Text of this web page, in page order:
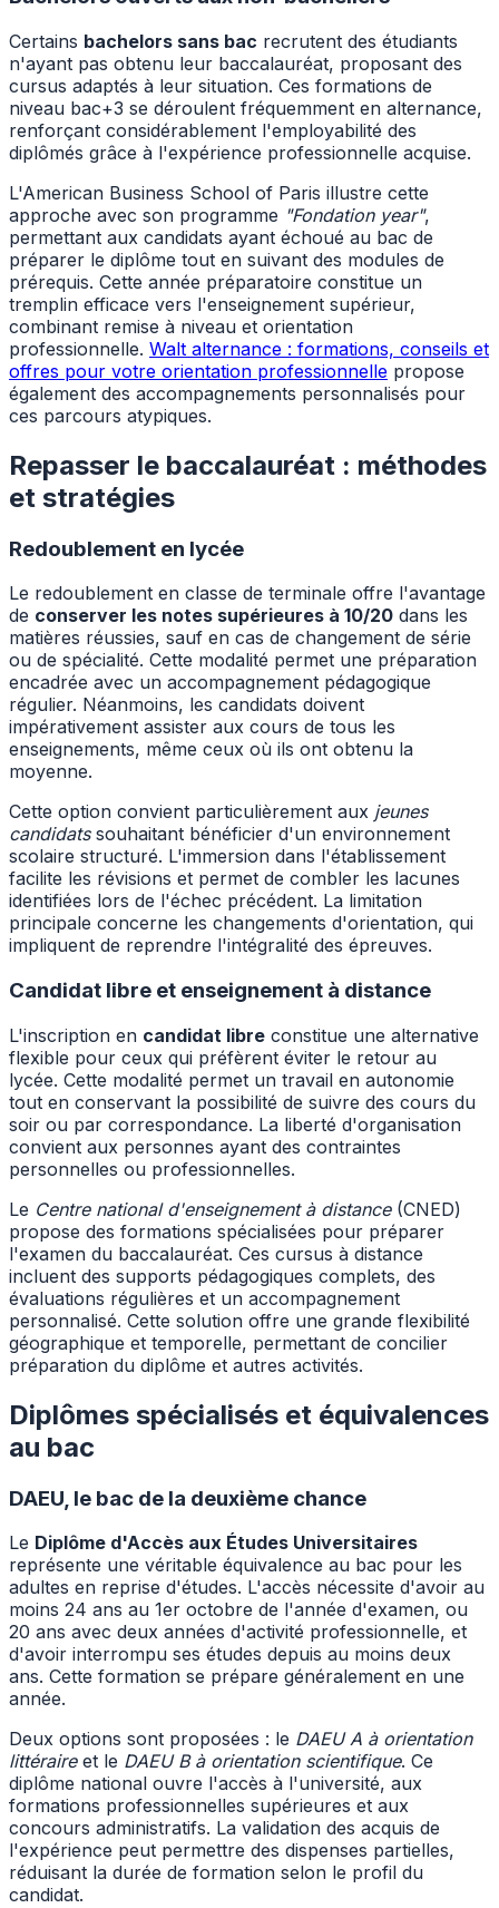
Certains bachelors sans bac recrutent des étudiants
n'ayant pas obtenu leur baccalauréat, proposant des
cursus adaptés à leur situation. Ces formations de
niveau bac+3 se déroulent fréquemment en alternance,
renforçant considérablement l'employabilité des
diplômés grâce à l'expérience professionnelle acquise.
L'American Business School of Paris illustre cette
approche avec son programme "Fondation year",
permettant aux candidats ayant échoué au bac de
préparer le diplôme tout en suivant des modules de
prérequis. Cette année préparatoire constitue un
tremplin efficace vers l'enseignement supérieur,
combinant remise à niveau et orientation
professionnelle. Walt alternance : formations, conseils et
offres pour votre orientation professionnelle propose
également des accompagnements personnalisés pour
ces parcours atypiques.
Repasser le baccalauréat : méthodes
et stratégies
Redoublement en lycée
Le redoublement en classe de terminale offre l'avantage
de conserver les notes supérieures à 10/20 dans les
matières réussies, sauf en cas de changement de série
ou de spécialité. Cette modalité permet une préparation
encadrée avec un accompagnement pédagogique
régulier. Néanmoins, les candidats doivent
impérativement assister aux cours de tous les
enseignements, même ceux où ils ont obtenu la
moyenne.
Cette option convient particulièrement aux jeunes
candidatssouhaitant bénéficier d'un environnement
scolaire structuré. L'immersion dans l'établissement
facilite les révisions et permet de combler les lacunes
identifiées lors de l'échec précédent. La limitation
principale concerne les changements d'orientation, qui
impliquent de reprendre l'intégralité des épreuves.
Candidat libre et enseignement à distance
L'inscription en candidat libre constitue une alternative
flexible pour ceux qui préfèrent éviter le retour au
lycée. Cette modalité permet un travail en autonomie
tout en conservant la possibilité de suivre des cours du
soir ou par correspondance. La liberté d'organisation
convient aux personnes ayant des contraintes
personnelles ou professionnelles.
Le Centre national d'enseignement à distance(CNED)
propose des formations spécialisées pour préparer
l'examen du baccalauréat. Ces cursus à distance
incluent des supports pédagogiques complets, des
évaluations régulières et un accompagnement
personnalisé. Cette solution offre une grande flexibilité
géographique et temporelle, permettant de concilier
préparation du diplôme et autres activités.
Diplômes spécialisés et équivalences
au bac
DAEU, le bac de la deuxième chance
Le Diplôme d'Accès aux Études Universitaires
représente une véritable équivalence au bac pour les
adultes en reprise d'études. L'accès nécessite d'avoir au
moins 24 ans au 1er octobre de l'année d'examen, ou
20 ans avec deux années d'activité professionnelle, et
d'avoir interrompu ses études depuis au moins deux
ans. Cette formation se prépare généralement en une
année.
Deux options sont proposées : le DAEU A à orientation
littéraireet le DAEU B à orientation scientifique. Ce
diplôme national ouvre l'accès à l'université, aux
formations professionnelles supérieures et aux
concours administratifs. La validation des acquis de
l'expérience peut permettre des dispenses partielles,
réduisant la durée de formation selon le profil du
candidat.